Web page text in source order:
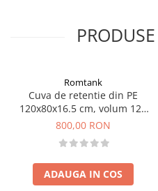
Romtank
Cuva de retentie din PE
120x80x16.5 cm, volum 120
l
800,00 RON
ADAUGA IN COS